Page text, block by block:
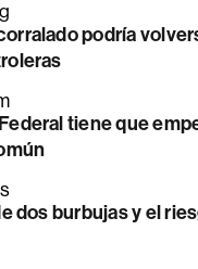
podría
tiene que
dos burbujas y el